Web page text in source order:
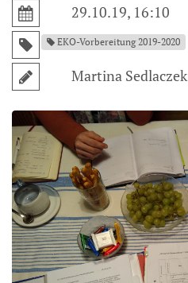
29.10.19, 16:10
EKO-Vorbereitung 2019-2020
Martina Sedlaczek